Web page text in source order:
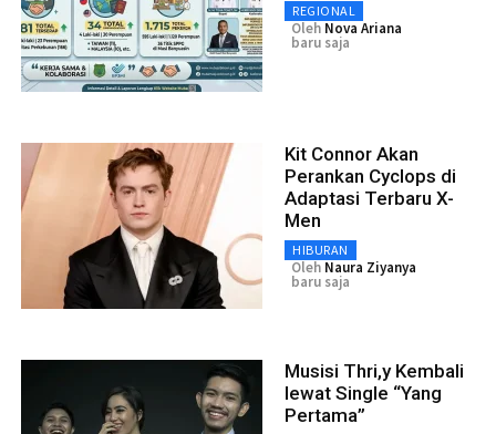
REGIONAL
Oleh Nova Ariana
baru saja
Kit Connor Akan
Perankan Cyclops di
Adaptasi Terbaru X-
Men
HIBURAN
Oleh Naura Ziyanya
baru saja
Musisi Thri,y Kembali
lewat Single “Yang
Pertama”